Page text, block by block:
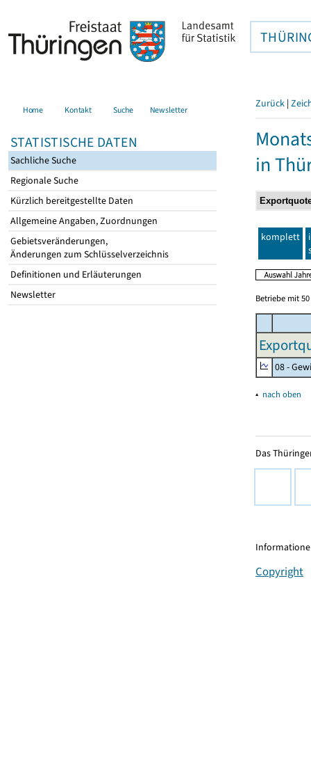
Home Kontakt Suche Newsletter
STATISTISCHE DATEN
Sachliche Suche
Regionale Suche
Kürzlich bereitgestellte Daten
Allgemeine Angaben, Zuordnungen
Gebietsveränderungen,
Änderungen zum Schlüsselverzeichnis
Definitionen und Erläuterungen
Newsletter
Zurück |
in
komplett
Betriebe mit
08 -
▴ nach oben
Das
Copyright